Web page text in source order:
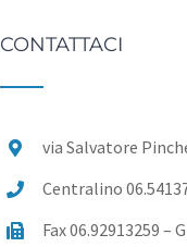
CONTATTACI
via Salvatore
Centralino
Fax 06.92913259 –